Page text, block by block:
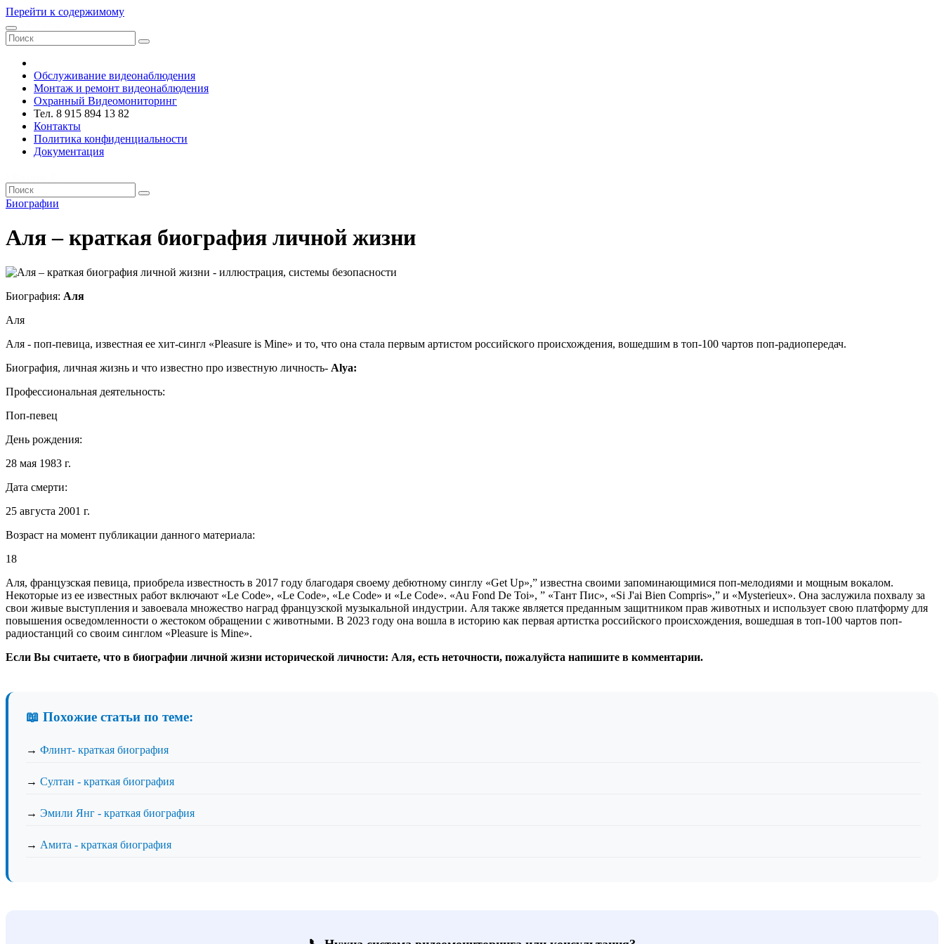
Перейти к содержимому
Обслуживание видеонаблюдения
Монтаж и ремонт видеонаблюдения
Охранный Видеомониторинг
Тел. 8 915 894 13 82
Контакты
Политика конфиденциальности
Документация
Биографии
Аля – краткая биография личной жизни
Биография: Аля
Аля
Аля - поп-певица, известная ее хит-сингл «Pleasure is Mine» и то, что она стала первым артистом российского происхождения, вошедшим в топ-100 чартов поп-радиопередач.
Биография, личная жизнь и что известно про известную личность- Alya:
Профессиональная деятельность:
Поп-певец
День рождения:
28 мая 1983 г.
Дата смерти:
25 августа 2001 г.
Возраст на момент публикации данного материала:
18
Аля, французская певица, приобрела известность в 2017 году благодаря своему дебютному синглу «Get Up»,” известна своими запоминающимися поп-мелодиями и мощным вокалом.
Некоторые из ее известных работ включают «Le Code», «Le Code», «Le Code» и «Le Code». «Au Fond De Toi», ” «Тант Пис», «Si J'ai Bien Compris»,” и «Mysterieux». Она заслужила похвалу за
свои живые выступления и завоевала множество наград французской музыкальной индустрии. Аля также является преданным защитником прав животных и использует свою платформу для
повышения осведомленности о жестоком обращении с животными. В 2023 году она вошла в историю как первая артистка российского происхождения, вошедшая в топ-100 чартов поп-
радиостанций со своим синглом «Pleasure is Mine».
Если Вы считаете, что в биографии личной жизни исторической личности: Аля, есть неточности, пожалуйста напишите в комментарии.
📖 Похожие статьи по теме:
→ Флинт- краткая биография
→ Султан - краткая биография
→ Эмили Янг - краткая биография
→ Амита - краткая биография